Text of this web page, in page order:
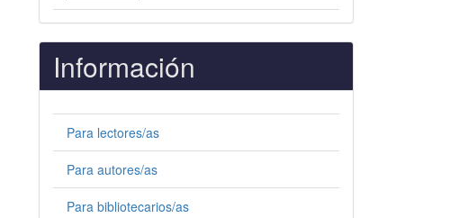
Información
Para lectores/as
Para autores/as
Para bibliotecarios/as